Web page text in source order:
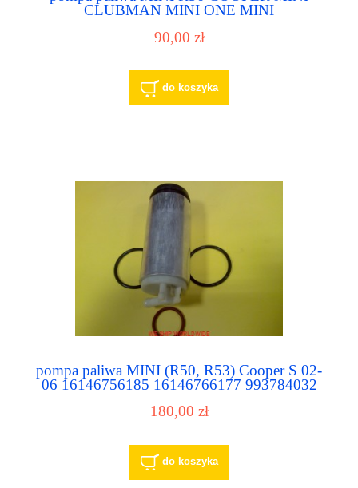
CLUBMAN MINI ONE MINI
2754806
90,00 zł
do koszyka
pompa paliwa MINI (R50, R53) Cooper S 02-
06 16146756185 16146766177 993784032
180,00 zł
do koszyka